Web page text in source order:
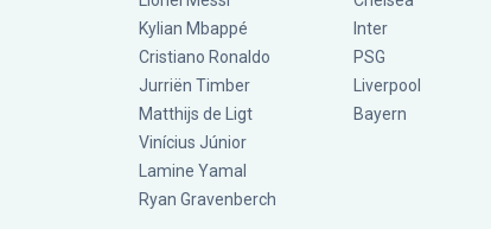
Kylian Mbappé
Cristiano Ronaldo
Jurriën Timber
Matthijs de Ligt
Vinícius Júnior
Lamine Yamal
Ryan Gravenberch
Inter
PSG
Liverpool
Bayern